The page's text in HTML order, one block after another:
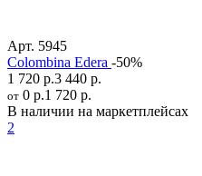
Арт. 5945
Colombina Edera -50%
1 720 р.3 440 р.
от 0 р.1 720 р.
В наличии на маркетплейсах
2